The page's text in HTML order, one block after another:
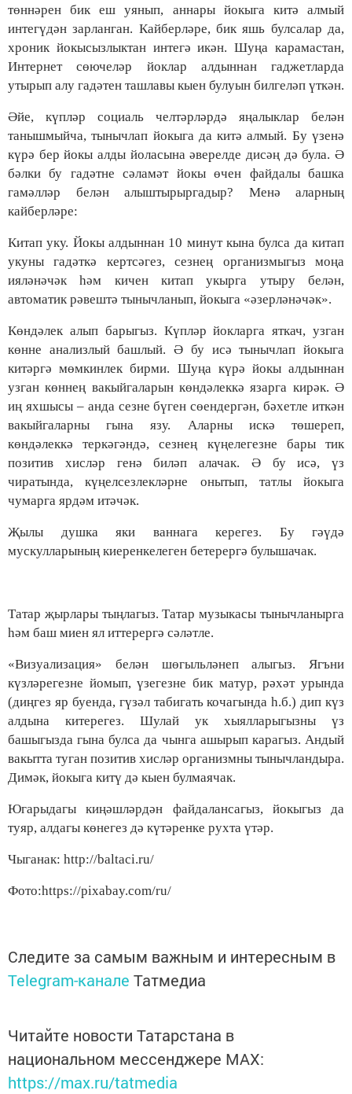
төннәрен бик еш уянып, аннары йокыга китә алмый
интегүдән зарланган. Кайберләре, бик яшь булсалар да,
хроник йокысызлыктан интегә икән. Шуңа карамастан,
Интернет сөючеләр йоклар алдыннан гаджетларда
утырып алу гадәтен ташлавы кыен булуын билгеләп үткән.
Әйе, күпләр социаль челтәрләрдә яңалыклар белән
танышмыйча, тынычлап йокыга да китә алмый. Бу үзенә
күрә бер йокы алды йоласына әверелде дисәң дә була. Ә
бәлки бу гадәтне сәламәт йокы өчен файдалы башка
гамәлләр белән алыштырыргадыр? Менә аларның
кайберләре:
Китап уку. Йокы алдыннан 10 минут кына булса да китап
укуны гадәткә кертсәгез, сезнең организмыгыз моңа
ияләнәчәк һәм кичен китап укырга утыру белән,
автоматик рәвештә тынычланып, йокыга «әзерләнәчәк».
Көндәлек алып барыгыз. Күпләр йокларга яткач, узган
көнне анализлый башлый. Ә бу исә тынычлап йокыга
китәргә мөмкинлек бирми. Шуңа күрә йокы алдыннан
узган көннең вакыйгаларын көндәлеккә язарга кирәк. Ә
иң яхшысы – анда сезне бүген сөендергән, бәхетле иткән
вакыйгаларны гына язу. Аларны искә төшереп,
көндәлеккә теркәгәндә, сезнең күңелегезне бары тик
позитив хисләр генә биләп алачак. Ә бу исә, үз
чиратында, күңелсезлекләрне онытып, татлы йокыга
чумарга ярдәм итәчәк.
Җылы душка яки ваннага керегез. Бу гәүдә
мускулларының киеренкелеген бетерергә булышачак.
Татар җырлары тыңлагыз. Татар музыкасы тынычланырга
һәм баш миен ял иттерергә сәләтле.
«Визуализация» белән шөгыльләнеп алыгыз. Ягъни
күзләрегезне йомып, үзегезне бик матур, рәхәт урында
(диңгез яр буенда, гүзәл табигать кочагында һ.б.) дип күз
алдына китерегез. Шулай ук хыялларыгызны үз
башыгызда гына булса да чынга ашырып карагыз. Андый
вакытта туган позитив хисләр организмны тынычландыра.
Димәк, йокыга китү дә кыен булмаячак.
Югарыдагы киңәшләрдән файдалансагыз, йокыгыз да
туяр, алдагы көнегез дә күтәренке рухта үтәр.
Чыганак: http://baltaci.ru/
Фото:https://pixabay.com/ru/
Следите за самым важным и интересным в
Telegram-канале Татмедиа
Читайте новости Татарстана в
национальном мессенджере MАХ:
https://max.ru/tatmedia